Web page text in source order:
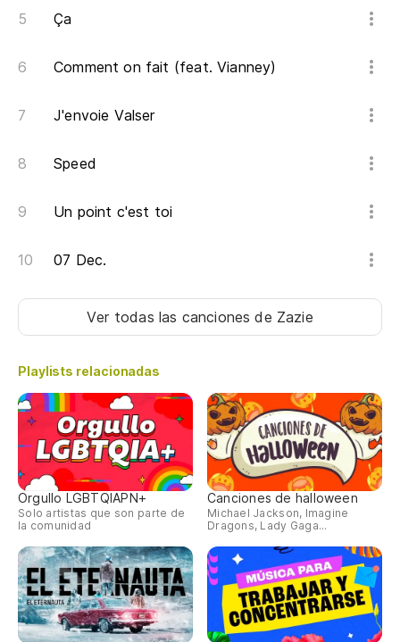
Ça
Comment on fait (feat. Vianney)
J'envoie Valser
Speed
Un point c'est toi
07 Dec.
Ver todas las cancionesde Zazie
Playlists relacionadas
Orgullo LGBTQIAPN+
Solo artistas que son parte de
la comunidad
Canciones de halloween
Michael Jackson, Imagine
Dragons, Lady Gaga...